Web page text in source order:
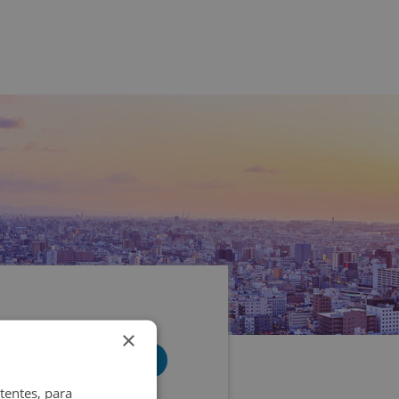
×
para